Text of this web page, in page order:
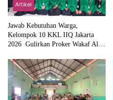
Artikel
Jawab Kebutuhan Warga,
Kelompok 10 KKL IIQ Jakarta
2026 Gulirkan Proker Wakaf Al-